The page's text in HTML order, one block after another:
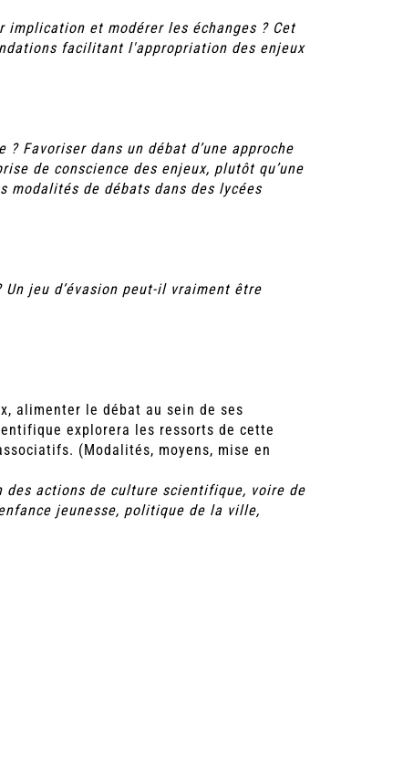
implication et modérer les échanges ? Cet
facilitant l'appropriation des enjeux
Favoriser dans un débat d’une approche
de conscience des enjeux, plutôt qu’une
modalités de débats dans des lycées
jeu d’évasion peut-il vraiment être
alimenter le débat au sein de ses
explorera les ressorts de cette
(Modalités, moyens, mise en
des actions de culture scientifique, voire de
jeunesse, politique de la ville,